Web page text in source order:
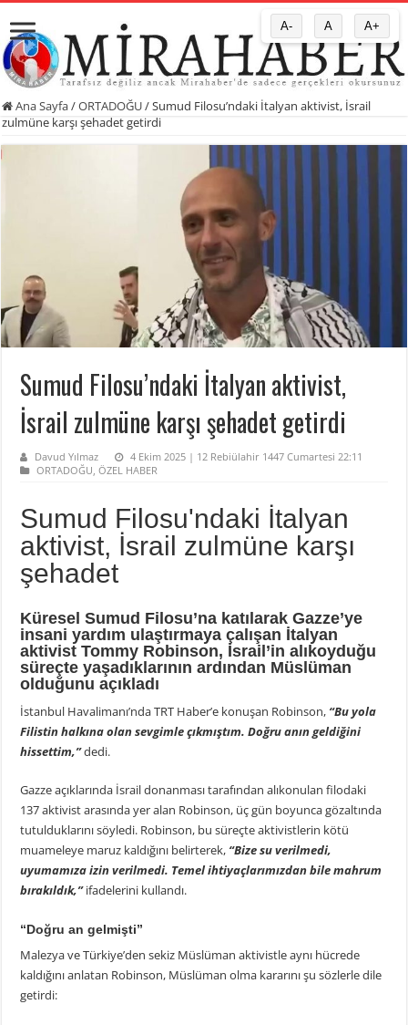
Ana Sayfa/ORTADOĞU/Sumud Filosu’ndaki İtalyan aktivist, İsrail
zulmüne karşı şehadet getirdi
Sumud Filosu’ndaki İtalyan aktivist,
İsrail zulmüne karşı şehadet getirdi
Davud Yılmaz
4 Ekim 2025 | 12 Rebiülahir 1447 Cumartesi 22:11
ORTADOĞU,ÖZEL HABER
Sumud Filosu'ndaki İtalyan
aktivist, İsrail zulmüne karşı
şehadet
Küresel Sumud Filosu’na katılarak Gazze’ye
insani yardım ulaştırmaya çalışan İtalyan
aktivist Tommy Robinson, İsrail’in alıkoyduğu
süreçte yaşadıklarının ardından Müslüman
olduğunu açıkladı
İstanbul Havalimanı’nda TRT Haber’e konuşan Robinson, “Bu yola
Filistin halkına olan sevgimle çıkmıştım. Doğru anın geldiğini
hissettim,”dedi.
Gazze açıklarında İsrail donanması tarafından alıkonulan filodaki
137 aktivist arasında yer alan Robinson, üç gün boyunca gözaltında
tutulduklarını söyledi. Robinson, bu süreçte aktivistlerin kötü
muameleye maruz kaldığını belirterek, “Bize su verilmedi,
uyumamıza izin verilmedi. Temel ihtiyaçlarımızdan bile mahrum
bırakıldık,”ifadelerini kullandı.
“Doğru an gelmişti”
Malezya ve Türkiye’den sekiz Müslüman aktivistle aynı hücrede
kaldığını anlatan Robinson, Müslüman olma kararını şu sözlerle dile
getirdi:
A- A A+